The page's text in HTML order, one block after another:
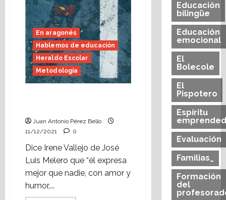
En aragonés
Hablemos de educación
Heraldo Escolar
Metodología
Juan Antonio Pérez Bello
11/12/2021
0
Dice Irene Vallejo de José
Luis Melero que “él expresa
mejor que nadie, con amor y
humor,...
Educación
bilingüe
Educación
emocional
El
Bolecole
El
Pispotero
Espíritu
Evaluación
Familias_
Formación
del